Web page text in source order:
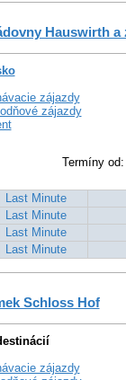
Hauswirth a
zájazdy
zájazdy
Termíny
Last Minute
Last Minute
Last Minute
Last Minute
Schloss Hof
zájazdy